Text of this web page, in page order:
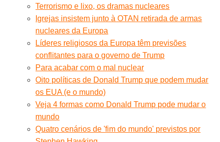
Terrorismo e lixo, os dramas nucleares
Igrejas insistem junto à OTAN retirada de armas
nucleares da Europa
Líderes religiosos da Europa têm previsões
conflitantes para o governo de Trump
Para acabar com o mal nuclear
Oito políticas de Donald Trump que podem mudar
os EUA (e o mundo)
Veja 4 formas como Donald Trump pode mudar o
mundo
Quatro cenários de 'fim do mundo' previstos por